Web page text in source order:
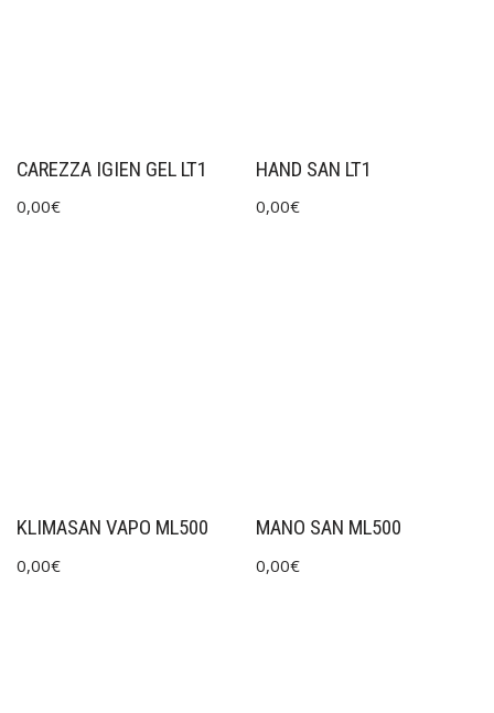
CAREZZA IGIEN GEL LT1
0,00€
HAND SAN LT1
0,00€
KLIMASAN VAPO ML500
0,00€
MANO SAN ML500
0,00€